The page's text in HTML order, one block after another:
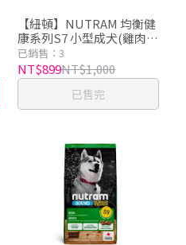
【紐頓】NUTRAM 均衡健
康系列S7 小型成犬(雞肉
+胡蘿蔔) 2kg
已銷售：3
NT$899NT$1,000
已售完